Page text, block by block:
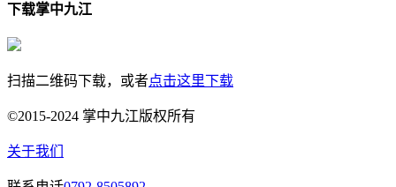
下载掌中九江
扫描二维码下载，或者点击这里下载
©2015-2024 掌中九江版权所有
关于我们